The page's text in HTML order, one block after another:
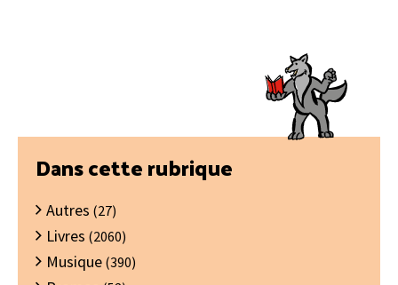
Barre
latérale
principale
Dans cette rubrique
Autres (27)
Livres (2060)
Musique (390)